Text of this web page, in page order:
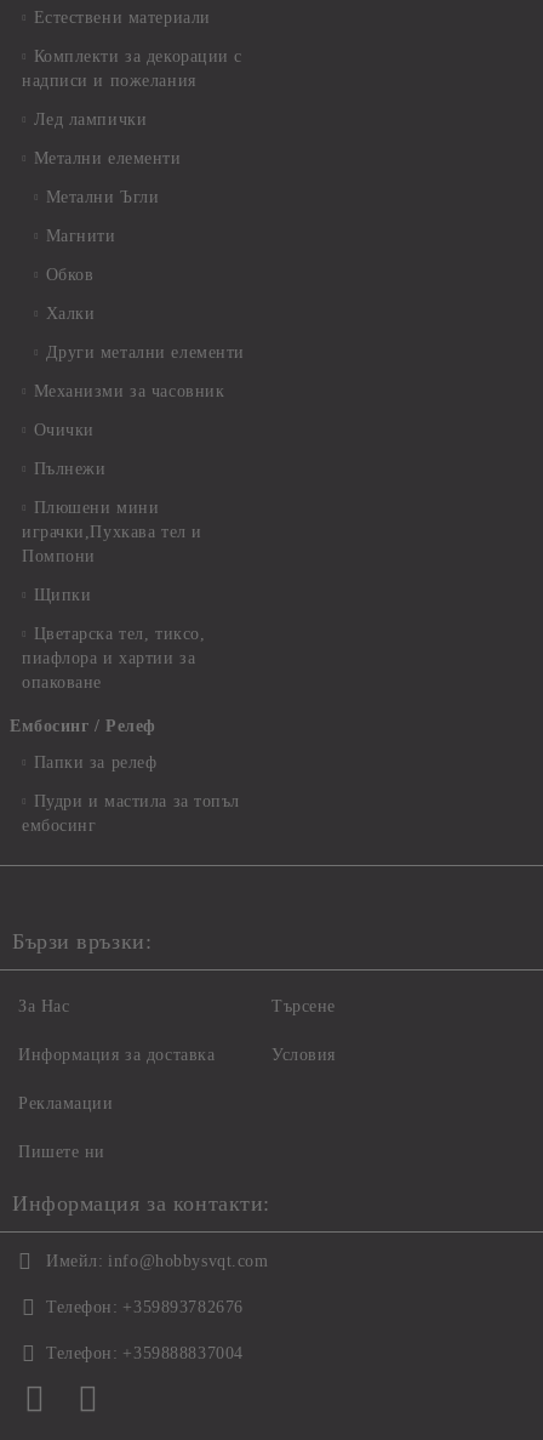
Естествени материали
Комплекти за декорации с
надписи и пожелания
Лед лампички
Метални елементи
Метални Ъгли
Магнити
Обков
Халки
Други метални елементи
Механизми за часовник
Очички
Пълнежи
Плюшени мини
играчки,Пухкава тел и
Помпони
Щипки
Цветарска тел, тиксо,
пиафлора и хартии за
опаковане
Ембосинг / Релеф
Папки за релеф
Пудри и мастила за топъл
ембосинг
Бързи връзки:
За Нас
Информация за доставка
Рекламации
Пишете ни
Търсене
Условия
Информация за контакти:
Имейл: info@hobbysvqt.com
Телефон: +359893782676
Телефон: +359888837004